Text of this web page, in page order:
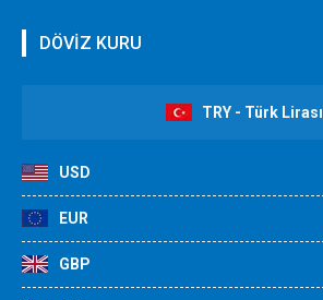
DÖVİZ KURU
TRY - Türk Lirası
USD
EUR
GBP